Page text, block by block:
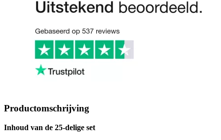
Productomschrijving
Inhoud van de 25-delige set